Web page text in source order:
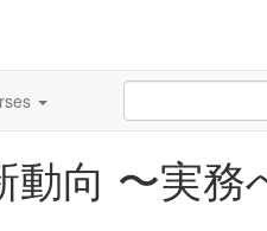
動向 〜実務